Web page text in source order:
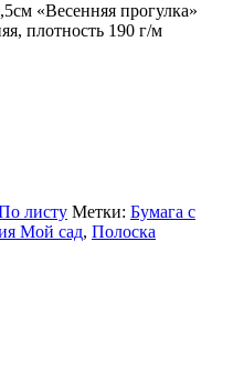
«Весенняя прогулка»
плотность 190 г/м
листу Метки: Бумага с
Мой сад, Полоска